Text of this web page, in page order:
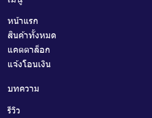
หน้าแรก
สินค้าทั้งหมด
แคตตาล็อก
แจ้งโอนเงิน
บทความ
รีวิว